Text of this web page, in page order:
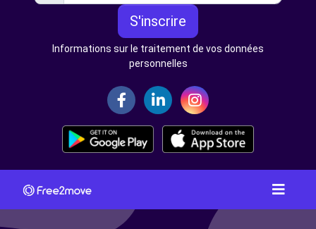
S'inscrire
Informations sur le traitement de vos données
personnelles